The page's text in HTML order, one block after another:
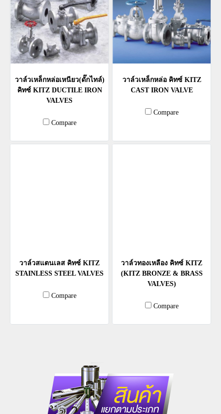
วาล์วเหล็กหล่อเหนียว(ดั๊กไทล์)
คิทซ์ KITZ DUCTILE IRON
VALVES
Compare
วาล์วเหล็กหล่อ คิทซ์ KITZ
CAST IRON VALVE
Compare
วาล์วสแตนเลส คิทซ์ KITZ
STAINLESS STEEL VALVES
Compare
วาล์วทองเหลือง คิทซ์ KITZ
(KITZ BRONZE & BRASS
VALVES)
Compare